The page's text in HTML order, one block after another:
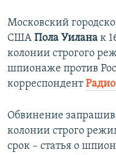
Все сайты RFE/RL
Московский
США Пола Уилана к
колонии строгого
шпионаже против
корреспондент
Обвинение
колонии строго
срок – статья о